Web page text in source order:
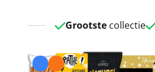
Grootstecollectie